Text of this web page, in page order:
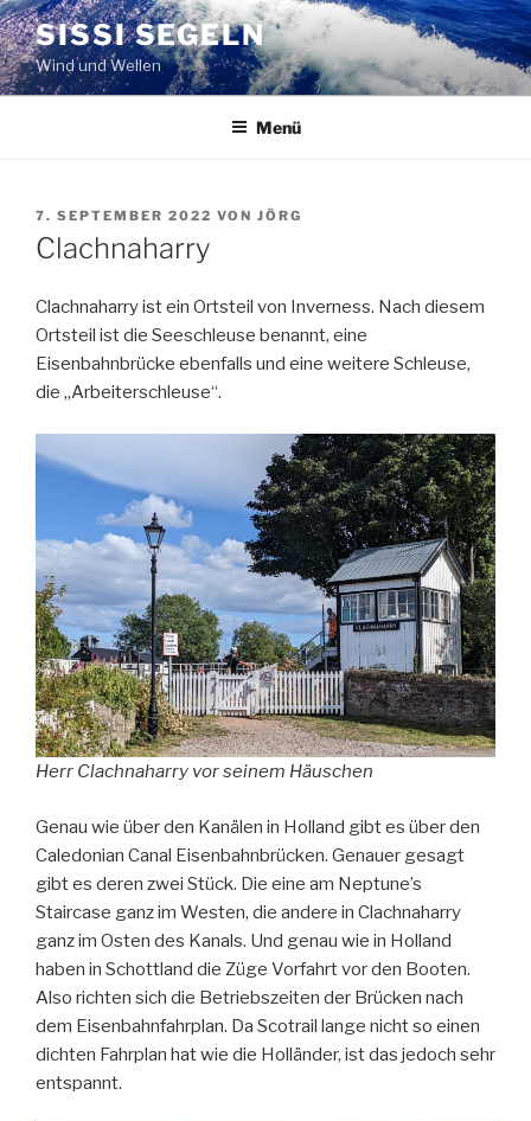
Zum
Inhalt
springen
SISSI SEGELN
Wind und Wellen
Menü
VERÖFFENTLICHT
AM
7. SEPTEMBER 2022 VON JÖRG
Clachnaharry
Clachnaharry ist ein Ortsteil von Inverness. Nach diesem
Ortsteil ist die Seeschleuse benannt, eine
Eisenbahnbrücke ebenfalls und eine weitere Schleuse,
die „Arbeiterschleuse“.
Herr Clachnaharry vor seinem Häuschen
Genau wie über den Kanälen in Holland gibt es über den
Caledonian Canal Eisenbahnbrücken. Genauer gesagt
gibt es deren zwei Stück. Die eine am Neptune’s
Staircase ganz im Westen, die andere in Clachnaharry
ganz im Osten des Kanals. Und genau wie in Holland
haben in Schottland die Züge Vorfahrt vor den Booten.
Also richten sich die Betriebszeiten der Brücken nach
dem Eisenbahnfahrplan. Da Scotrail lange nicht so einen
dichten Fahrplan hat wie die Holländer, ist das jedoch sehr
entspannt.